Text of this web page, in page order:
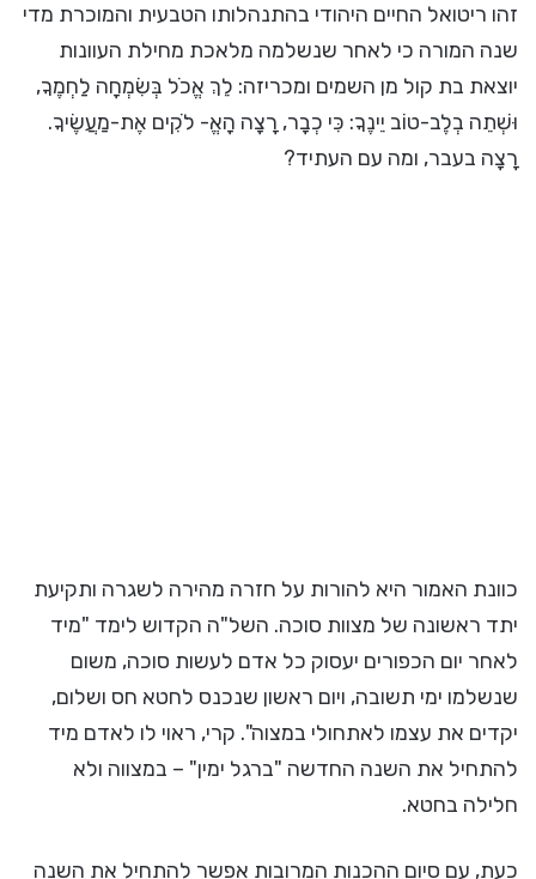
זהו ריטואל החיים היהודי בהתנהלותו הטבעית והמוכרת מדי
שנה המורה כי לאחר שנשלמה מלאכת מחילת העוונות
יוצאת בת קול מן השמים ומכריזה: לֵךְ אֱכֹל בְּשִׂמְחָה לַחְמֶךָ,
וּשְׁתֵה בְלֶב-טוֹב יֵינֶךָ: כִּי כְבָר, רָצָה הָאֱ- לֹקִים אֶת-מַעֲשֶׂיךָ.
רָצָה בעבר, ומה עם העתיד?
כוונת האמור היא להורות על חזרה מהירה לשגרה ותקיעת
יתד ראשונה של מצוות סוכה. השל"ה הקדוש לימד "מיד
לאחר יום הכפורים יעסוק כל אדם לעשות סוכה, משום
שנשלמו ימי תשובה, ויום ראשון שנכנס לחטא חס ושלום,
יקדים את עצמו לאתחולי במצוה". קרי, ראוי לו לאדם מיד
להתחיל את השנה החדשה "ברגל ימין" – במצווה ולא
חלילה בחטא.
כעת, עם סיום ההכנות המרובות אפשר להתחיל את השנה